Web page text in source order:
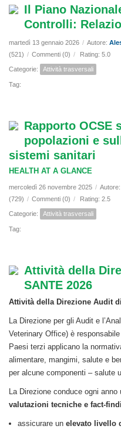
Il Piano
Controlli:
martedì 13 gennaio 2026 / Autore:
(521) / Commenti (0) / Rating: 5.0
Categorie: Attività trasversali
Tag:
Rapporto OCSE
popolazioni e
sistemi sanitari
HEALTH AT A GLANCE
mercoledì 26 novembre 2025 / Autore:
(729) / Commenti (0) / Rating: 2.5
Categorie: Attività trasversali
Tag:
Attività della
SANTE 2026
Attività della Direzione Audit
La Direzione per gli Audit e
Veterinary Office) è
Paesi terzi applicano la
alimentare, mangimi, salute e
per alcune componenti – salute
La Direzione conduce ogni anno
valutazioni tecniche e fact-
assicurare un elevato livello